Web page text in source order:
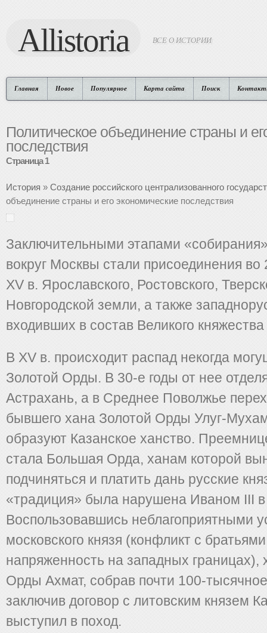
Allistoria ВСЕ О ИСТОРИИ
Главная Новое Популярное Карта сайта Поиск
Политическое объединение страны и
последствия
Страница 1
История » Создание российского централизованного
объединение страны и его экономические последствия
Заключительными этапами
вокруг Москвы стали присоединения во
XV в. Ярославского, Ростовского,
Новгородской земли, а также
входивших в состав Великого княжества
В XV в. происходит распад некогда
Золотой Орды. В 30-е годы от нее
Астрахань, а в Среднее Поволжье
бывшего хана Золотой Орды Улуг-
образуют Казанское ханство.
стала Большая Орда, ханам которой
подчиняться и платить дань русские
«традиция» была нарушена Иваном III в
Воспользовавшись неблагоприятными
московского князя (конфликт с
напряженность на западных
Орды Ахмат, собрав почти 100-
заключив договор с литовским князем
выступил в поход.